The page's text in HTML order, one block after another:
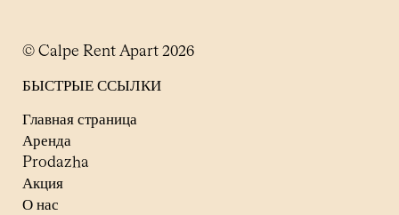
© Calpe Rent Apart 2026
БЫСТРЫЕ ССЫЛКИ
Главная страница
Аренда
Prodazha
Акция
О нас